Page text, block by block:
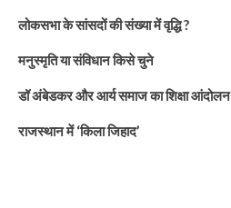
लोकसभा के सांसदों की संख्या में वृद्धि ?
मनुस्मृति या संविधान किसे चुने
डॉ अंबेडकर और आर्य समाज का शिक्षा आंदोलन
राजस्थान में ‘किला जिहाद’